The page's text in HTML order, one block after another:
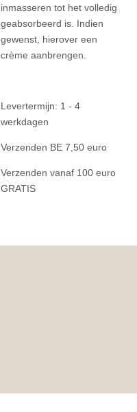
inmasseren tot het volledig
geabsorbeerd is. Indien
gewenst, hierover een
crème aanbrengen.
Levertermijn: 1 - 4
werkdagen
Verzenden BE 7,50 euro
Verzenden vanaf 100 euro
GRATIS